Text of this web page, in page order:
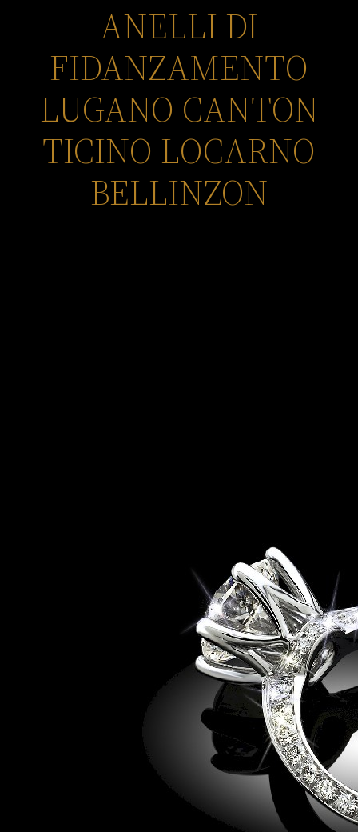
ANELLI DI
FIDANZAMENTO
LUGANO CANTON
TICINO LOCARNO
BELLINZON